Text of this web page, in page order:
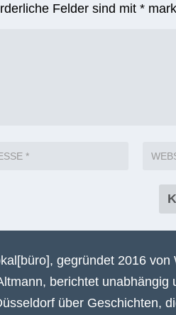
Felder sind mit*
gegründet 2016 von
berichtet unabhängig
über Geschichten,